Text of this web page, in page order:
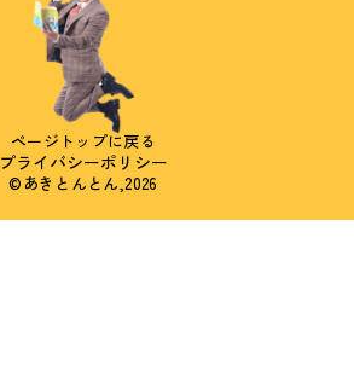
ページトップに戻る
プライバシーポリシー
©あきとんとん,2026